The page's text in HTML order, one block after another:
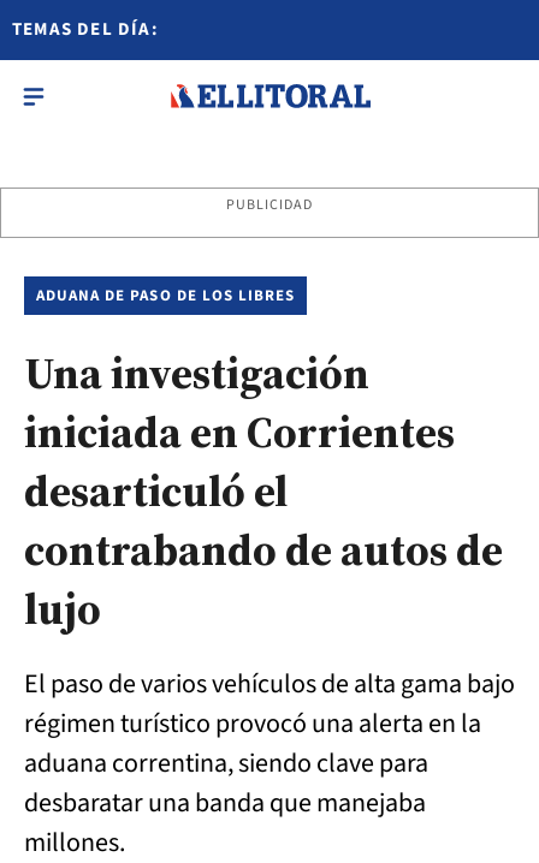
TEMAS DEL DÍA:
PUBLICIDAD
ADUANA DE PASO DE LOS LIBRES
Una investigación
iniciada en Corrientes
desarticuló el
contrabando de autos de
lujo
El paso de varios vehículos de alta gama bajo
régimen turístico provocó una alerta en la
aduana correntina, siendo clave para
desbaratar una banda que manejaba
millones.